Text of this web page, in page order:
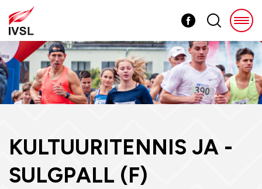
KULTUURITENNIS JA -
SULGPALL (F)